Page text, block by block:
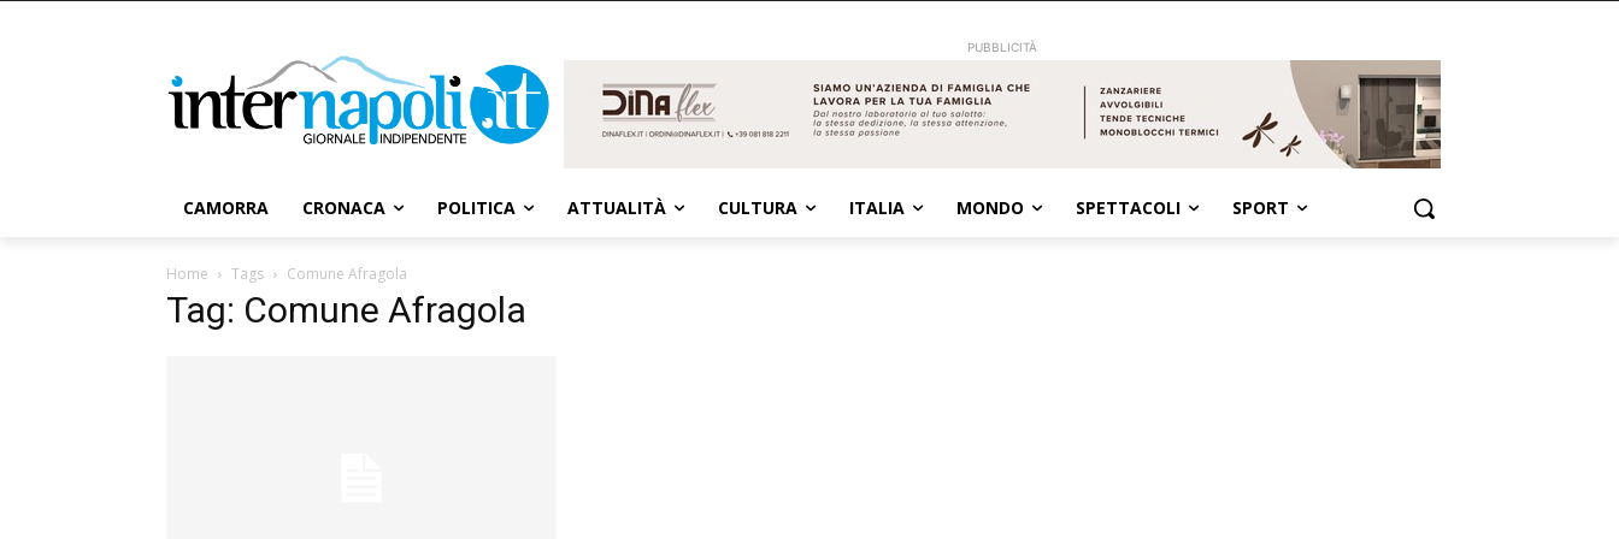
PUBBLICITÀ
CAMORRA CRONACA POLITICA ATTUALITÀ CULTURA ITALIA MONDO SPETTACOLI SPORT
Home Tags Comune Afragola
Tag: Comune Afragola